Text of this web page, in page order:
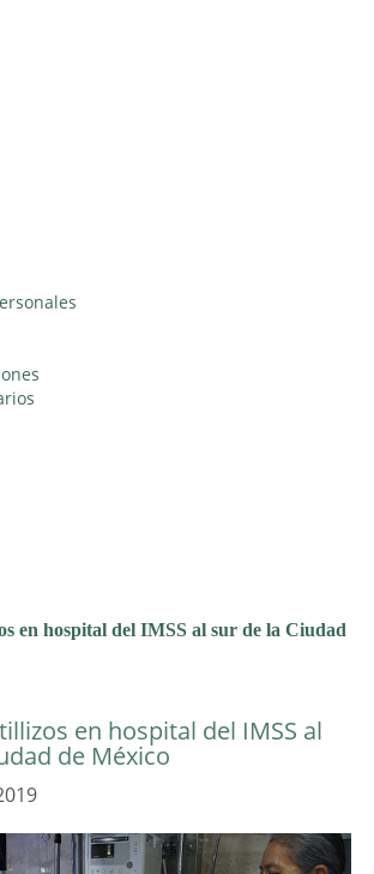
en hospital del IMSS al sur de la Ciudad
en hospital del IMSS al
de México